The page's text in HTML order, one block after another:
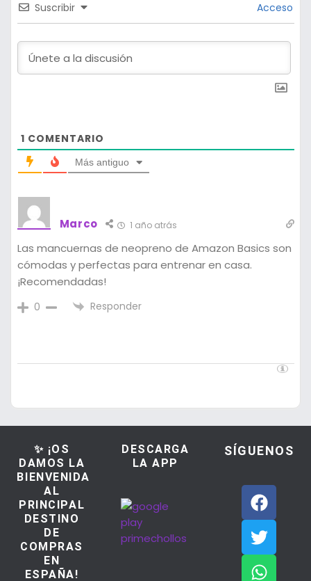
Suscribir Acceso
1 COMENTARIO
Más antiguo
Marco 1 año atrás
Las mancuernas de neopreno de Amazon Basics son
cómodas y perfectas para entrenar en casa.
¡Recomendadas!
0 Responder
✨ ¡OS
DAMOS LA
BIENVENIDA
AL
PRINCIPAL
DESTINO
DE
COMPRAS
EN
ESPAÑA!
DESCARGA
LA APP
SÍGUENOS